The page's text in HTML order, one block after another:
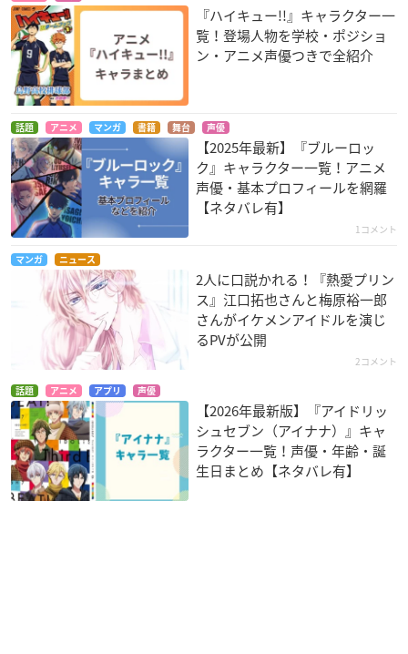
『ハイキュー!!』キャラクター一
覧！登場人物を学校・ポジショ
ン・アニメ声優つきで全紹介
話題 アニメ マンガ 書籍 舞台 声優
【2025年最新】『ブルーロッ
ク』キャラクター一覧！アニメ
声優・基本プロフィールを網羅
【ネタバレ有】
1コメント
マンガ ニュース
2人に口説かれる！『熱愛プリン
ス』江口拓也さんと梅原裕一郎
さんがイケメンアイドルを演じ
るPVが公開
2コメント
話題 アニメ アプリ 声優
【2026年最新版】『アイドリッ
シュセブン（アイナナ）』キャ
ラクター一覧！声優・年齢・誕
生日まとめ【ネタバレ有】